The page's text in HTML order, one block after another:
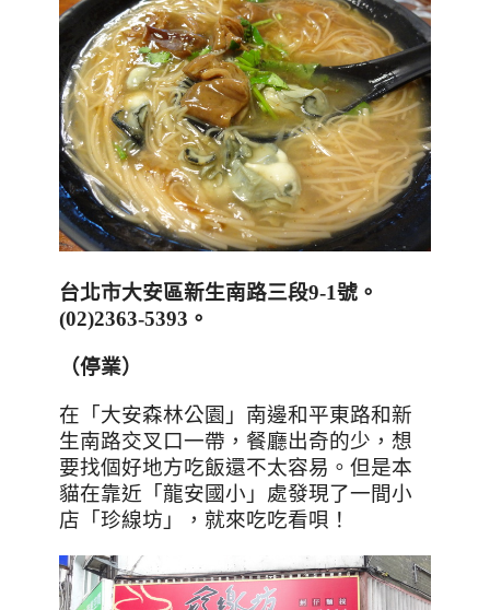
台北市大安區新生南路三段9-1號。
(02)2363-5393 。
（停業）
在「大安森林公園」南邊和平東路和新
生南路交叉口一帶，餐廳出奇的少，想
要找個好地方吃飯還不太容易。但是本
貓在靠近「龍安國小」處發現了一間小
店「珍線坊」，就來吃吃看唄！